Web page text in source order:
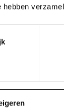
komen